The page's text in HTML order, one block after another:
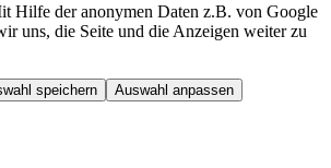
Hilfe der anonymen Daten z.B. von Google
uns, die Seite und die Anzeigen weiter zu
speichern Auswahl anpassen